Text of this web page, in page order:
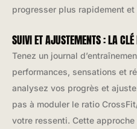
progresser plus rapidement
SUIVI ET AJUSTEMENTS : LA
Tenez un journal
performances, sensations et
analysez vos progrès et
pas à moduler le ratio
votre ressenti. Cette